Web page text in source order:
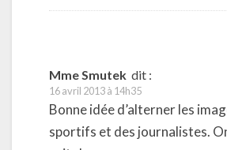
Mme Smutek dit :
16 avril 2013 à 14h35
Bonne idée d’alterner les
sportifs et des journalistes.